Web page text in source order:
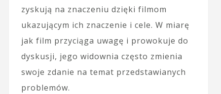
zyskują na znaczeniu dzięki filmom
ukazującym ich znaczenie i cele. W miarę
jak film przyciąga uwagę i prowokuje do
dyskusji, jego widownia często zmienia
swoje zdanie na temat przedstawianych
problemów.